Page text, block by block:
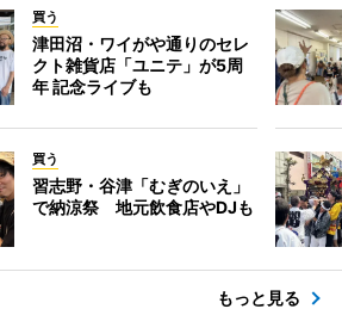
買う
津田沼・ワイがや通りのセレ
クト雑貨店「ユニテ」が5周
年 記念ライブも
買う
習志野・谷津「むぎのいえ」
で納涼祭 地元飲食店やDJも
もっと見る